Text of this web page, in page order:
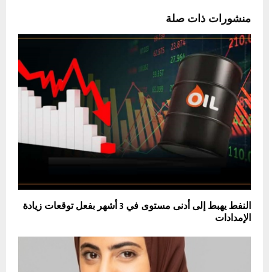
منشورات ذات صلة
النفط يهبط إلى أدنى مستوى في 3 أشهر بفعل توقعات زيادة
الإمدادات